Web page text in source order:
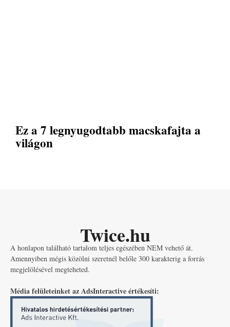
Ez a 7 legnyugodtabb macskafajta a
világon
Twice.hu
A honlapon található tartalom teljes egészében NEM vehető át.
Amennyiben mégis közölni szeretnél belőle 300 karakterig a forrás
megjelölésével megteheted.
Média felületeinket az AdsInteractive értékesíti: